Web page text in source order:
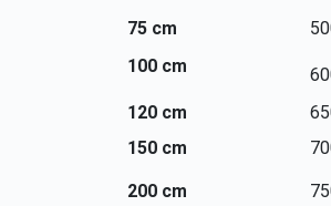
75 cm
100 cm
120 cm
150 cm
200 cm